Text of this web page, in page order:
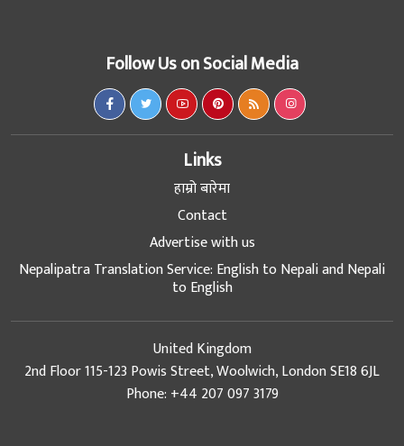
Follow Us on Social Media
Links
हाम्रो बारेमा
Contact
Advertise with us
Nepalipatra Translation Service: English to Nepali and Nepali
to English
United Kingdom
2nd Floor 115-123 Powis Street, Woolwich, London SE18 6JL
Phone: +44 207 097 3179